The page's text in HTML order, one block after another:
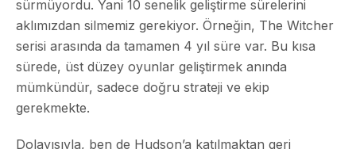
sürmüyordu. Yani 10 senelik geliştirme sürelerini
aklımızdan silmemiz gerekiyor. Örneğin, The Witcher
serisi arasında da tamamen 4 yıl süre var. Bu kısa
sürede, üst düzey oyunlar geliştirmek anında
mümkündür, sadece doğru strateji ve ekip
gerekmekte.
Dolayısıyla, ben de Hudson’a katılmaktan geri